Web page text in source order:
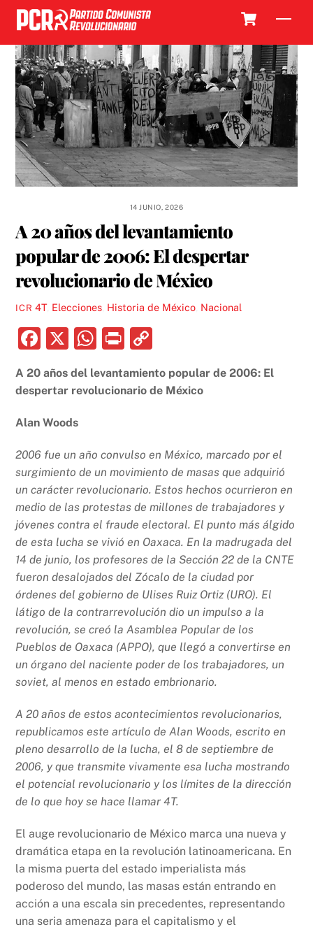
Skip
content
14 JUNIO, 2026
A 20 años del levantamiento
popular de 2006: El despertar
revolucionario de México
ICR 4T, Elecciones Historia de México Nacional
F
c
b
o
o
k
X
W
at
p
p
P
nt p
n
k
A 20 años del levantamiento popular de 2006: El
despertar revolucionario de México
Alan Woods
2006 fue un año convulso en México, marcado por el
surgimiento de un movimiento de masas que adquirió
un carácter revolucionario. Estos hechos ocurrieron en
medio de las protestas de millones de trabajadores y
jóvenes contra el fraude electoral. El punto más álgido
de esta lucha se vivió en Oaxaca. En la madrugada del
14 de junio, los profesores de la Sección 22 de la CNTE
fueron desalojados del Zócalo de la ciudad por
órdenes del gobierno de Ulises Ruiz Ortiz (URO). El
látigo de la contrarrevolución dio un impulso a la
revolución, se creó la Asamblea Popular de los
Pueblos de Oaxaca (APPO), que llegó a convertirse en
un órgano del naciente poder de los trabajadores, un
soviet, al menos en estado embrionario.
A 20 años de estos acontecimientos revolucionarios,
republicamos este artículo de Alan Woods, escrito en
pleno desarrollo de la lucha, el 8 de septiembre de
2006, y que transmite vivamente esa lucha mostrando
el potencial revolucionario y los límites de la dirección
de lo que hoy se hace llamar 4T.
El auge revolucionario de México marca una nueva y
dramática etapa en la revolución latinoamericana. En
la misma puerta del estado imperialista más
poderoso del mundo, las masas están entrando en
acción a una escala sin precedentes, representando
una seria amenaza para el capitalismo y el